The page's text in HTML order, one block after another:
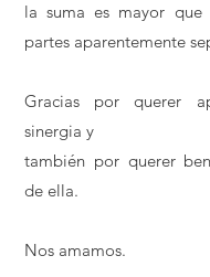
la suma es mayor
partes aparentemente
Gracias por querer
sinergia y
también por querer
de ella.
Nos amamos.